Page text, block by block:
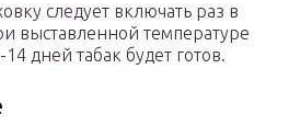
следует включать раз в
выставленной температуре
дней табак будет готов.